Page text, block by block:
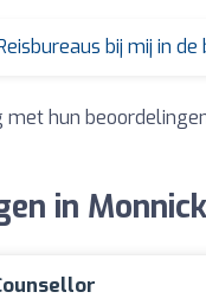
bij mij in de
met hun
in